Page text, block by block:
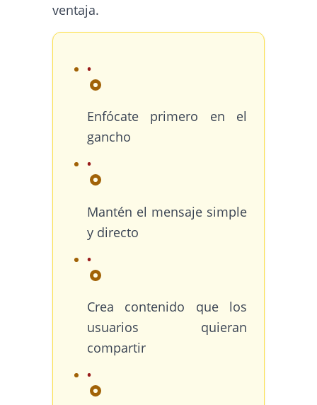
ventaja.
Enfócate primero en el
gancho
Mantén el mensaje simple
y directo
Crea contenido que los
usuarios quieran
compartir